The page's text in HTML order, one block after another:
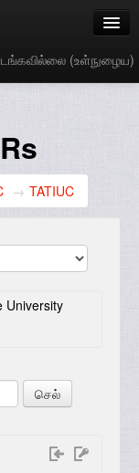
(உள்நுழைய)
→ TATIUC
University